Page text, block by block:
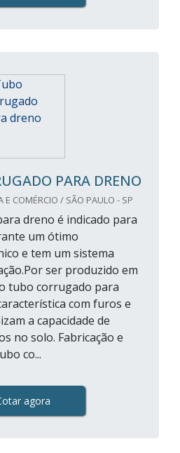
PARA DRENO
E COMÉRCIO / SÃO PAULO - SP
dreno é indicado para
um ótimo
e tem um sistema
ser produzido em
tubo corrugado para
com furos e
a capacidade de
no solo. Fabricação e
co...
agora